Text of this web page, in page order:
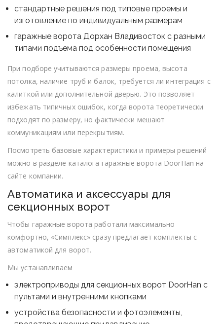
стандартные решения под типовые проемы и
изготовление по индивидуальным размерам
гаражные ворота Дорхан Владивосток с разными
типами подъема под особенности помещения
При подборе учитываются размеры проема, высота
потолка, наличие труб и балок, требуется ли интеграция с
калиткой или дополнительной дверью. Это позволяет
избежать типичных ошибок, когда ворота теоретически
подходят по размеру, но фактически мешают
коммуникациям или перекрытиям.
Посмотреть базовые характеристики и примеры решений
можно в разделе каталога гаражные ворота DoorHan на
сайте компании.
Автоматика и аксессуары для
секционных ворот
Чтобы гаражные ворота работали максимально
комфортно, «Симплекс» сразу предлагает комплекты с
автоматикой для ворот.
Мы устанавливаем
электроприводы для секционных ворот DoorHan с
пультами и внутренними кнопками
устройства безопасности и фотоэлементы,